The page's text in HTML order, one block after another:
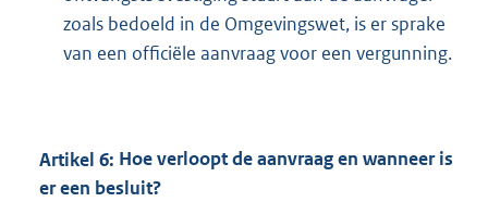
zoals bedoeld in de Omgevingswet, is er sprake
van een officiële aanvraag voor een vergunning.
Artikel 6: Hoe verloopt de aanvraag en wanneer is
er een besluit?